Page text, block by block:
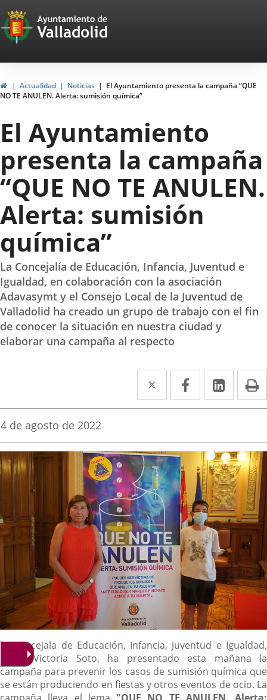
Portal
Web
del
Ayuntamiento
de
Valladolid
InicioActualidad Noticias
El Ayuntamiento presenta la campaña “QUE
NO TE ANULEN. Alerta: sumisión química”
El Ayuntamiento
presenta la campaña
“QUE NO TE ANULEN.
Alerta: sumisión
química”
La Concejalía de Educación, Infancia, Juventud e
Igualdad, en colaboración con la asociación
Adavasymt y el Consejo Local de la Juventud de
Valladolid ha creado un grupo de trabajo con el fin
de conocer la situación en nuestra ciudad y
elaborar una campaña al respecto
Twitter
Enlace
a
aplicación
externa.
Facebook
Enlace
a
aplicación
externa.
Enlace
a
Fecha
la
noticia
4 de agosto de 2022
Descripción
La concejala de Educación, Infancia, Juventud e Igualdad,
María Victoria Soto, ha presentado esta mañana la
campaña para prevenir los casos de sumisión química que
se están produciendo en fiestas y otros eventos de ocio. La